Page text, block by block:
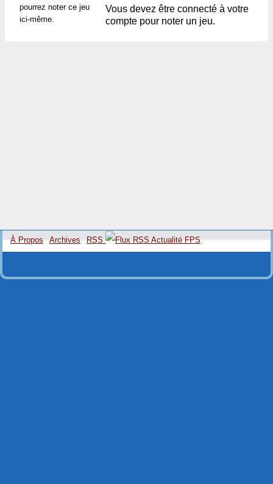
Vous devez être connecté à votre
compte pour noter un jeu.
pourrez noter ce jeu
ici-même.
À Propos Archives RSS